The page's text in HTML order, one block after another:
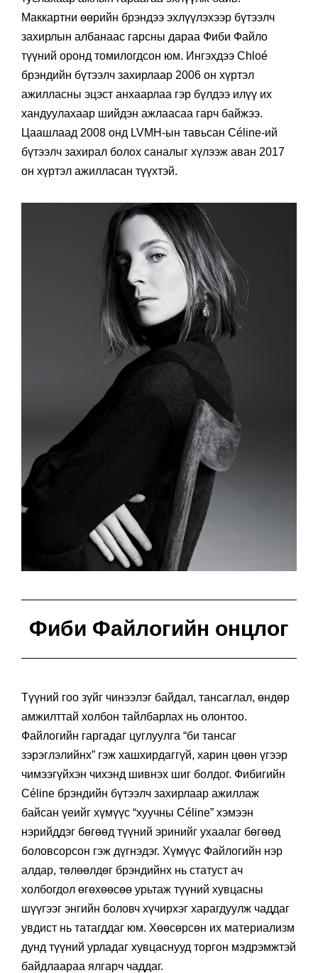
Маккартни өөрийн брэндээ эхлүүлэхээр бүтээлч
захирлын албанаас гарсны дараа Фиби Файло
түүний оронд томилогдсон юм. Ингэхдээ Chloé
брэндийн бүтээлч захирлаар 2006 он хүртэл
ажилласны эцэст анхаарлаа гэр бүлдээ илүү их
хандуулахаар шийдэн ажлаасаа гарч байжээ.
Цаашлаад 2008 онд LVMH-ын тавьсан Céline-ий
бүтээлч захирал болох саналыг хүлээж аван 2017
он хүртэл ажилласан түүхтэй.
Фиби Файлогийн онцлог
Түүний гоо зүйг чинээлэг байдал, тансаглал, өндөр
амжилттай холбон тайлбарлах нь олонтоо.
Файлогийн гаргадаг цуглуулга “би тансаг
зэрэглэлийнх” гэж хашхирдаггүй, харин цөөн үгээр
чимээгүйхэн чихэнд шивнэх шиг болдог. Фибигийн
Céline брэндийн бүтээлч захирлаар ажиллаж
байсан үеийг хүмүүс “хуучны Céline” хэмээн
нэрийддэг бөгөөд түүний эринийг ухаалаг бөгөөд
боловсорсон гэж дүгнэдэг. Хүмүүс Файлогийн нэр
алдар, төлөөлдөг брэндийнх нь статуст ач
холбогдол өгөхөөсөө урьтаж түүний хувцасны
шүүгээг энгийн боловч хүчирхэг харагдуулж чаддаг
увдист нь татагддаг юм. Хөөсөрсөн их материализм
дунд түүний урладаг хувцаснууд торгон мэдрэмжтэй
байдлаараа ялгарч чаддаг.